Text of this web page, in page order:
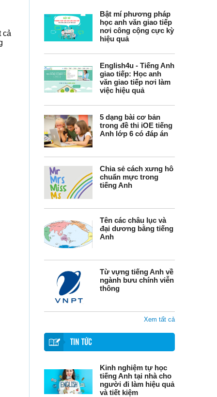
cả
Bật mí phương pháp
học anh văn giao tiếp
nơi công cộng cực kỳ
hiệu quả
English4u - Tiếng Anh
giao tiếp: Học anh
văn giao tiếp nơi làm
việc hiệu quả
5 dạng bài cơ bản
trong đề thi iOE tiếng
Anh lớp 6 có đáp án
Chia sẻ cách xưng hô
chuẩn mực trong
tiếng Anh
Tên các châu lục và
đại dương bằng tiếng
Anh
Từ vựng tiếng Anh về
ngành bưu chính viễn
thông
Xem tất cả
TIN TỨC
Kinh nghiệm tự học
tiếng Anh tại nhà cho
người đi làm hiệu quả
và tiết kiệm